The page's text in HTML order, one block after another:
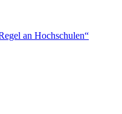
an Hochschulen“